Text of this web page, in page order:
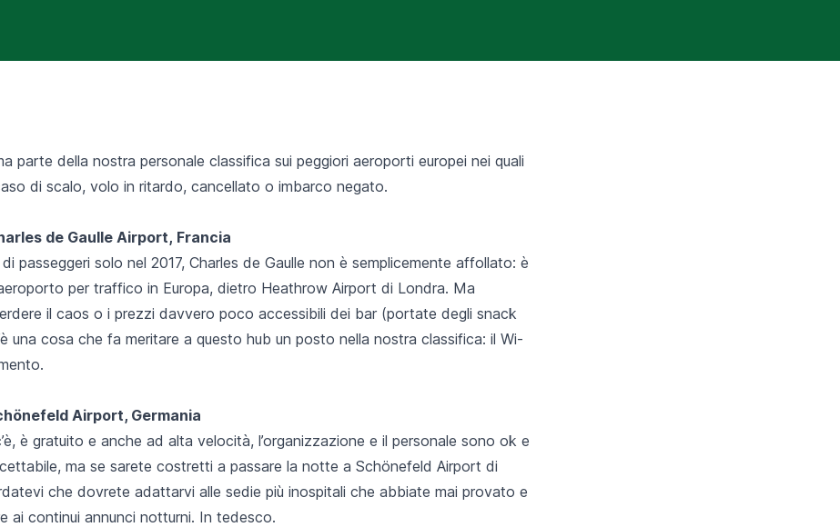
parte della nostra personale classifica sui peggiori aeroporti europei nei quali
di scalo, volo in ritardo, cancellato o imbarco negato.
de Gaulle Airport, Francia
passeggeri solo nel 2017, Charles de Gaulle non è semplicemente affollato: è
per traffico in Europa, dietro Heathrow Airport di Londra. Ma
il caos o i prezzi davvero poco accessibili dei bar (portate degli snack
una cosa che fa meritare a questo hub un posto nella nostra classifica: il Wi-
Airport, Germania
è gratuito e anche ad alta velocità, l’organizzazione e il personale sono ok e
ma se sarete costretti a passare la notte a Schönefeld Airport di
che dovrete adattarvi alle sedie più inospitali che abbiate mai provato e
ai continui annunci notturni. In tedesco.